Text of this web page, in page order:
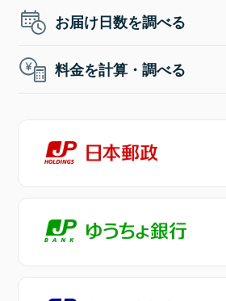
お届け日数を調べる
料金を計算・調べる